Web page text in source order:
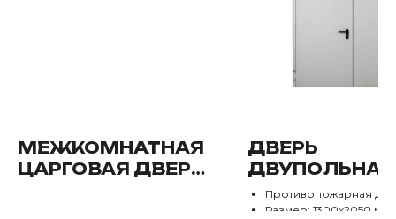
МЕЖКОМНАТНАЯ
ЦАРГОВАЯ ДВЕРЬ
ДВЕРЬ
ДВУПОЛЬНАЯ
Противопожарная
Размер: 1300х2050 мм